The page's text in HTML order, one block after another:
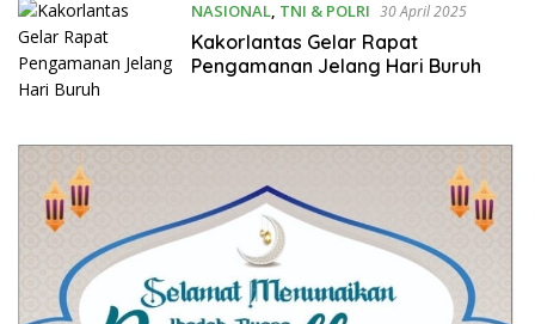
NASIONAL, TNI & POLRI 30 April 2025
Kakorlantas Gelar Rapat
Pengamanan Jelang Hari Buruh